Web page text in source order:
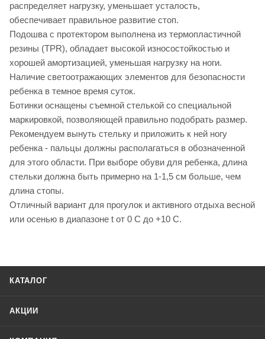
распределяет нагрузку, уменьшает усталость,
обеспечивает правильное развитие стоп.
Подошва с протектором выполнена из термопластичной
резины (TPR), обладает высокой износостойкостью и
хорошей амортизацией, уменьшая нагрузку на ноги.
Наличие светоотражающих элементов для безопасности
ребенка в темное время суток.
Ботинки оснащены съемной стелькой со специальной
маркировкой, позволяющей правильно подобрать размер.
Рекомендуем вынуть стельку и приложить к ней ногу
ребенка - пальцы должны располагаться в обозначенной
для этого области. При выборе обуви для ребенка, длина
стельки должна быть примерно на 1-1,5 см больше, чем
длина стопы.
Отличный вариант для прогулок и активного отдыха весной
или осенью в диапазоне t от 0 C до +10 С.
КАТАЛОГ
АКЦИИ